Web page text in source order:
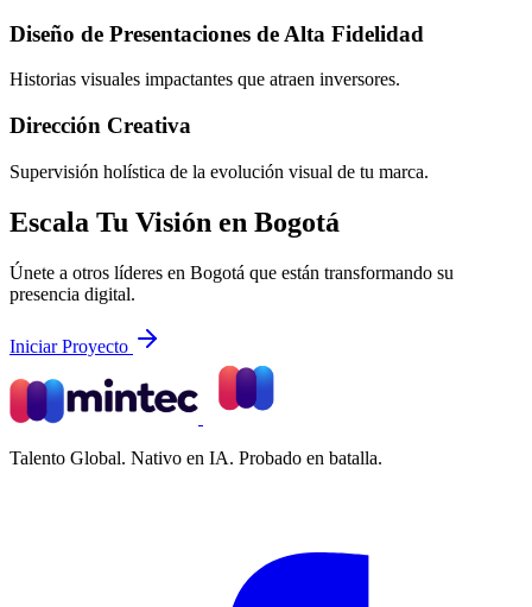
Diseño de Presentaciones de Alta Fidelidad
Historias visuales impactantes que atraen inversores.
Dirección Creativa
Supervisión holística de la evolución visual de tu marca.
Escala Tu Visión en Bogotá
Únete a otros líderes en Bogotá que están transformando su
presencia digital.
Iniciar Proyecto
Talento Global. Nativo en IA. Probado en batalla.